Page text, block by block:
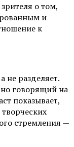
о том,
и
к
не разделяет.
говорящий на
показывает,
стремления —